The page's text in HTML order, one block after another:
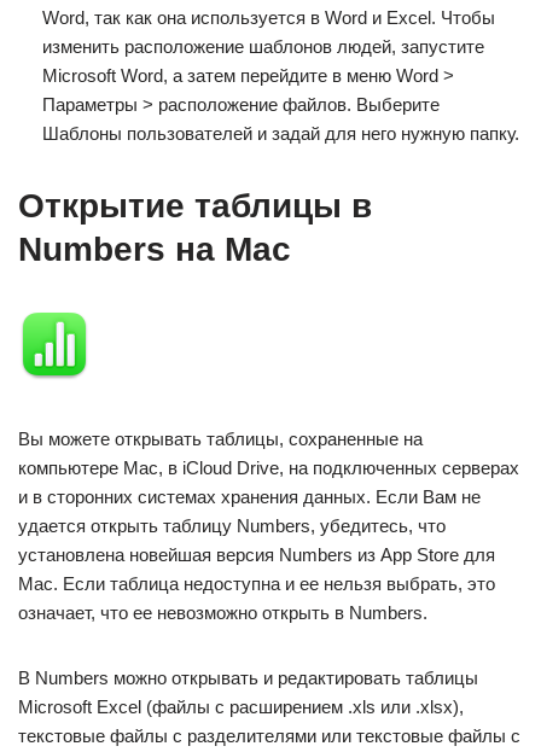
Word, так как она используется в Word и Excel. Чтобы
изменить расположение шаблонов людей, запустите
Microsoft Word, а затем перейдите в меню Word >
Параметры > расположение файлов. Выберите
Шаблоны пользователей и задай для него нужную папку.
Открытие таблицы в
Numbers на Mac
Вы можете открывать таблицы, сохраненные на
компьютере Mac, в iCloud Drive, на подключенных серверах
и в сторонних системах хранения данных. Если Вам не
удается открыть таблицу Numbers, убедитесь, что
установлена новейшая версия Numbers из App Store для
Mac. Если таблица недоступна и ее нельзя выбрать, это
означает, что ее невозможно открыть в Numbers.
В Numbers можно открывать и редактировать таблицы
Microsoft Excel (файлы с расширением .xls или .xlsx),
текстовые файлы с разделителями или текстовые файлы с